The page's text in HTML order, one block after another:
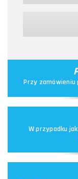
Przy zamówieniu
W przypadku